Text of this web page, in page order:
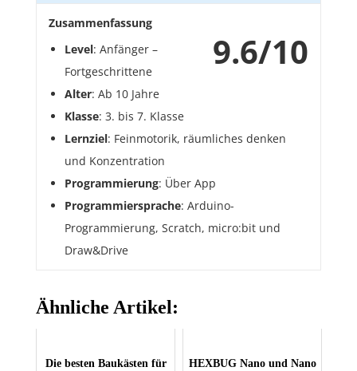
9.6/10
Zusammenfassung
Level: Anfänger –
Fortgeschrittene
Alter: Ab 10 Jahre
Klasse: 3. bis 7. Klasse
Lernziel: Feinmotorik, räumliches denken
und Konzentration
Programmierung: Über App
Programmiersprache: Arduino-
Programmierung, Scratch, micro:bit und
Draw&Drive
Ähnliche Artikel:
Die besten Baukästen für
HEXBUG Nano und Nano